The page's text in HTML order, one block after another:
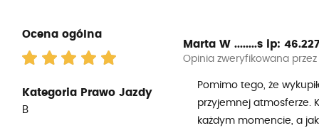
Ocena ogólna
Kategoria Prawo Jazdy
B
Marta W ........s ip:
Opinia zweryfikowana
Pomimo tego, że
przyjemnej atmosferze.
każdym momencie, a